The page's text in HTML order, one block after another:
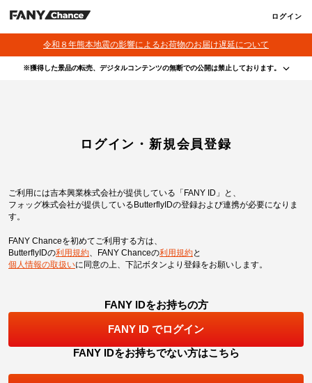
ログイン
令和８年熊本地震の影響によるお荷物のお届け遅延について
※獲得した景品の転売、デジタルコンテンツの無断での公開は禁止しております。
・当選権利は当選者ご本人のみ有効となります。当選権利の譲渡、オークション等への出品、
その他営利目的での転売は禁止しております。ログイン・新規会員登録
ご利用には吉本興業株式会社が提供している「FANY ID」と、
フォッグ株式会社が提供しているButterflyIDの登録および連携が必要になりま
す。
FANY Chanceを初めてご利用する方は、
ButterflyIDの利用規約、 FANY Chanceの利用規約と
個人情報の取扱いに同意の上、 下記ボタンより登録をお願いします。
FANY IDをお持ちの方
FANY ID でログイン
FANY IDをお持ちでない方はこちら